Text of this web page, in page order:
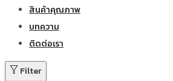
สินค้าคุณภาพ
บทความ
ติดต่อเรา
Filter